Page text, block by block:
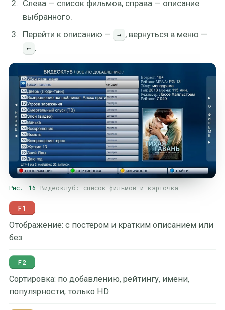
Слева — список фильмов, справа — описание
выбранного.
Перейти к описанию —
→ , вернуться в меню —
← .
Рис. 16 Видеоклуб: список фильмов и карточка
F1
Отображение: с постером и кратким описанием или
без
F2
Сортировка: по добавлению, рейтингу, имени,
популярности, только HD